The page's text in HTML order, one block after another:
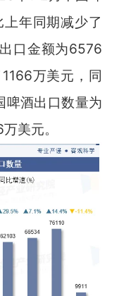
年同期减少了
口金额为6576
万美元，同
啤酒出口数量为
美元。